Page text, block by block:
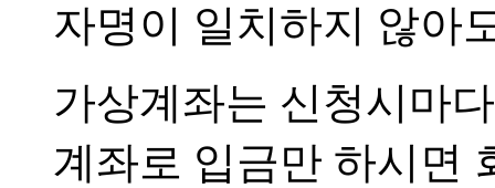
자명이 일치하지 않아
가상계좌는 신청시마
계좌로 입금만 하시면